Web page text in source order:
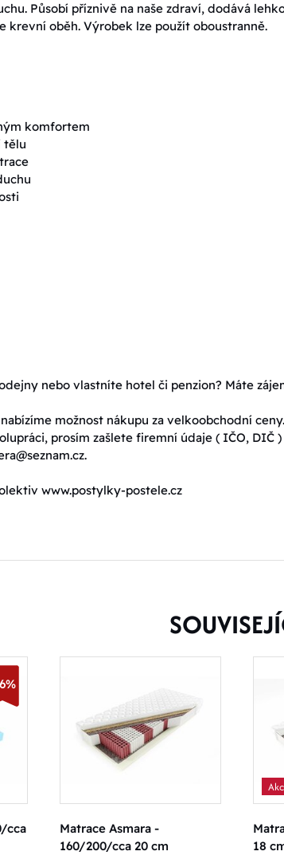
Působí příznivě na naše zdraví, dodává
krevní oběh. Výrobek lze použít oboustranně.
komfortem
tělu
nebo vlastníte hotel či penzion? Máte
možnost nákupu za velkoobchodní
prosím zašlete firemní údaje ( IČO, DIČ )
www.postylky-postele.cz
cca
Matrace Asmara -
160/200/cca 20 cm
18